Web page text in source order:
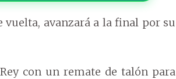
vuelta, avanzará a la final por su
con un remate de talón para